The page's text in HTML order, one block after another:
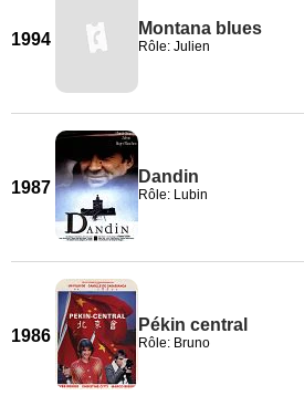
1994
Montana blues
Rôle: Julien
1987
Dandin
Rôle: Lubin
1986
Pékin central
Rôle: Bruno